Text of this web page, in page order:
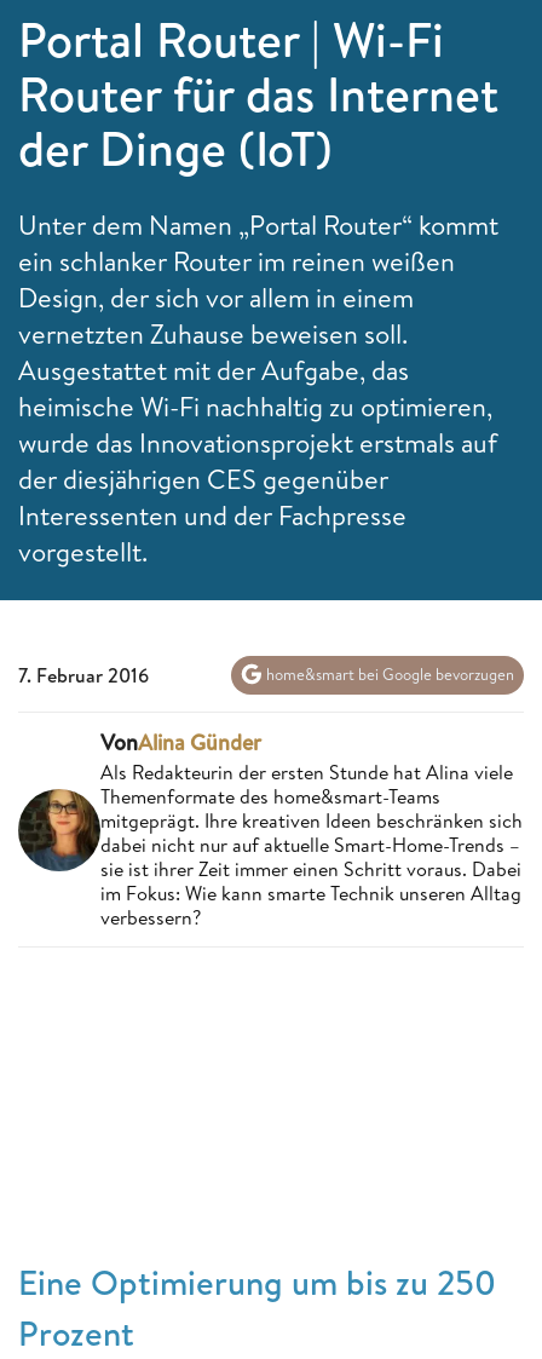
Portal Router | Wi-Fi
Router für das Internet
der Dinge (IoT)
Unter dem Namen „Portal Router“ kommt
ein schlanker Router im reinen weißen
Design, der sich vor allem in einem
vernetzten Zuhause beweisen soll.
Ausgestattet mit der Aufgabe, das
heimische Wi-Fi nachhaltig zu optimieren,
wurde das Innovationsprojekt erstmals auf
der diesjährigen CES gegenüber
Interessenten und der Fachpresse
vorgestellt.
7. Februar 2016 home&smart bei Google bevorzugen
VonAlina Günder
Als Redakteurin der ersten Stunde hat Alina viele
Themenformate des home&smart-Teams
mitgeprägt. Ihre kreativen Ideen beschränken sich
dabei nicht nur auf aktuelle Smart-Home-Trends –
sie ist ihrer Zeit immer einen Schritt voraus. Dabei
im Fokus: Wie kann smarte Technik unseren Alltag
verbessern?
Eine Optimierung um bis zu 250
Prozent